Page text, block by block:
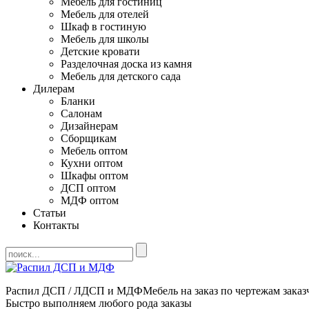
Мебель для отелей
Шкаф в гостиную
Мебель для школы
Детские кровати
Разделочная доска из камня
Мебель для детского сада
Дилерам
Бланки
Салонам
Дизайнерам
Сборщикам
Мебель оптом
Кухни оптом
Шкафы оптом
ДСП оптом
МДФ оптом
Статьи
Контакты
Распил ДСП / ЛДСП и МДФМебель на заказ по чертежам
Быстро выполняем любого рода заказы